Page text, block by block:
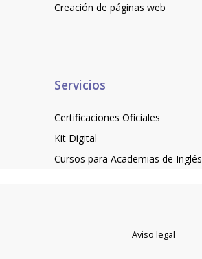
Creación de páginas web
Servicios
Certificaciones Oficiales
Kit Digital
Cursos para Academias de Inglés
Aviso legal